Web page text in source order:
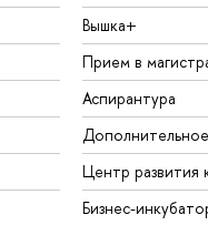
Вышка+
Прием в
Аспирантура
Центр развития
Бизнес-